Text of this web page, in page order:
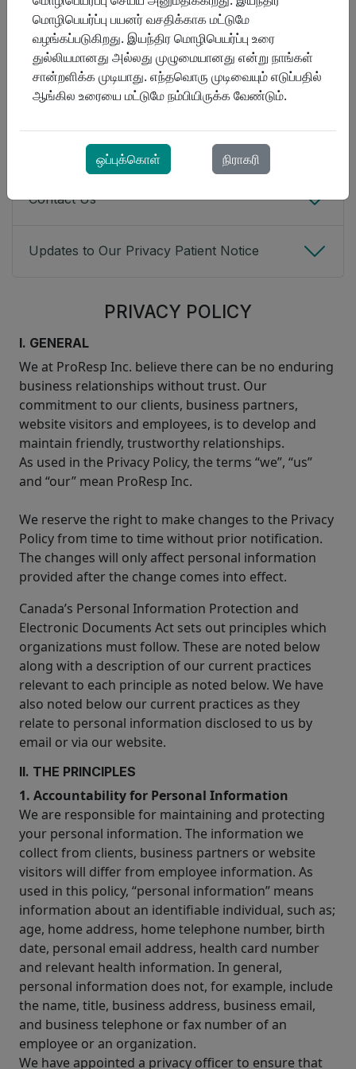
How We Collect, Use and Disclose Your
Personal Health Information
Your Rights Regarding Personal Health
Information
Complaints
Contact Us
Updates to Our Privacy Patient Notice
PRIVACY POLICY
I. GENERAL
We at ProResp Inc. believe there can be no enduring
business relationships without trust. Our
commitment to our clients, business partners,
website visitors and employees, is to develop and
maintain friendly, trustworthy relationships.
As used in the Privacy Policy, the terms “we”, “us”
and “our” mean ProResp Inc.
We reserve the right to make changes to the Privacy
Policy from time to time without prior notification.
The changes will only affect personal information
provided after the change comes into effect.
Canada’s Personal Information Protection and
Electronic Documents Act sets out principles which
organizations must follow. These are noted below
along with a description of our current practices
relevant to each principle as noted below. We have
also noted below our current practices as they
relate to personal information disclosed to us by
email or via our website.
II. THE PRINCIPLES
1. Accountability for Personal Information
We are responsible for maintaining and protecting
your personal information. The information we
collect from clients, business partners or website
visitors will differ from employee information. As
used in this policy, “personal information” means
information about an identifiable individual, such as;
age, home address, home telephone number, birth
date, personal email address, health card number
and relevant health information. In general,
personal information does not, for example, include
the name, title, business address, business email,
and business telephone or fax number of an
employee or an organization.
We have appointed a privacy officer to ensure that
மொழிபெயர்ப்பு பயனர் வசதிக்காக மட்டுமே
வழங்கப்படுகிறது. இயந்திர மொழிபெயர்ப்பு உரை
துல்லியமானது அல்லது முழுமையானது என்று நாங்கள்
சான்றளிக்க முடியாது. எந்தவொரு முடிவையும் எடுப்பதில்
ஆங்கில உரையை மட்டுமே நம்பியிருக்க வேண்டும்.
ஒப்புக்கொள் நிராகரி